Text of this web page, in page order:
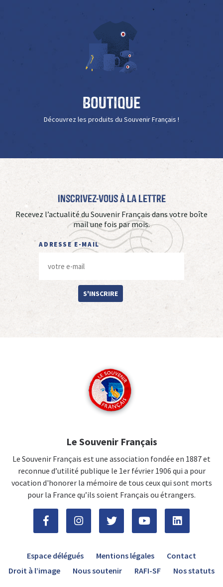
Boutique
Découvrez les produits du Souvenir Français !
Inscrivez-vous à La Lettre
Recevez l’actualité du Souvenir Français dans votre boîte
mail une fois par mois.
ADRESSE E-MAIL
S'INSCRIRE
Le Souvenir Français
Le Souvenir Français est une association fondée en 1887 et
reconnue d’utilité publique le 1er février 1906 qui a pour
vocation d'honorer la mémoire de tous ceux qui sont morts
pour la France qu’ils soient Français ou étrangers.
Espace délégués Mentions légales
Contact
Droit à l’image
Nous soutenir RAFI-SF Nos statuts